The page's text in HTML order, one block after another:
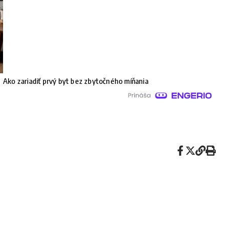
Ako zariadiť prvý byt bez zbytočného míňania